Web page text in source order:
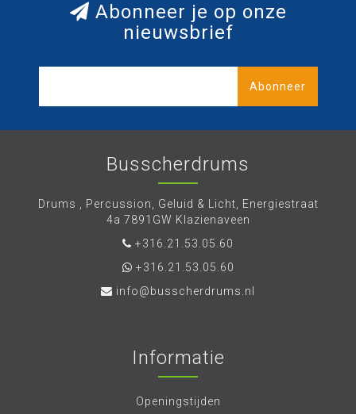
Abonneer je op onze
nieuwsbrief
Abonneer
Busscherdrums
Drums , Percussion, Geluid & Licht, Energiestraat
4a 7891GW Klazienaveen
+316.21.53.05.60
+316.21.53.05.60
info@busscherdrums.nl
Informatie
Openingstijden